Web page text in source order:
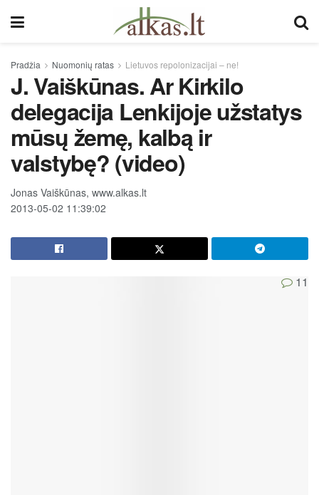
Pradžia Nuomonių ratas Lietuvos repolonizacijai – ne!
J. Vaiškūnas. Ar Kirkilo
delegacija Lenkijoje užstatys
mūsų žemę, kalbą ir
valstybę? (video)
Jonas Vaiškūnas, www.alkas.lt
2013-05-02 11:39:02
11